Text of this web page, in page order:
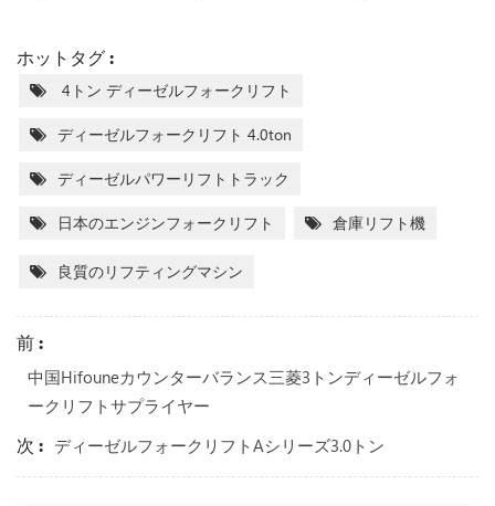
ホットタグ :
4トン ディーゼルフォークリフト
ディーゼルフォークリフト 4.0ton
ディーゼルパワーリフトトラック
日本のエンジンフォークリフト 倉庫リフト機
良質のリフティングマシン
前 :
中国Hifouneカウンターバランス三菱3トンディーゼルフォ
ークリフトサプライヤー
次 : ディーゼルフォークリフトaシリーズ3.0トン